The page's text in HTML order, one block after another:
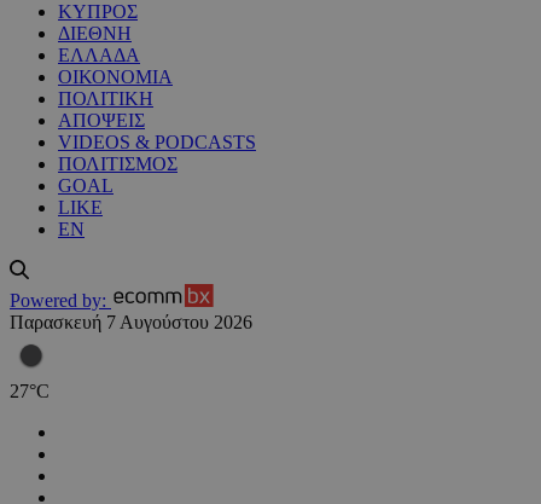
ΚΥΠΡΟΣ
ΔΙΕΘΝΗ
ΕΛΛΑΔΑ
ΟΙΚΟΝΟΜΙΑ
ΠΟΛΙΤΙΚΗ
ΑΠΟΨΕΙΣ
VIDEOS & PODCASTS
ΠΟΛΙΤΙΣΜΟΣ
GOAL
LIKE
EN
Powered by:
Παρασκευή 7 Αυγούστου 2026
27°C